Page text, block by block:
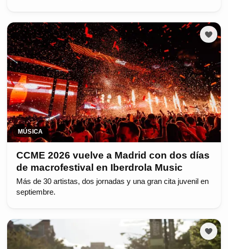
MÚSICA
CCME 2026 vuelve a Madrid con dos días
de macrofestival en Iberdrola Music
Más de 30 artistas, dos jornadas y una gran cita juvenil en
septiembre.